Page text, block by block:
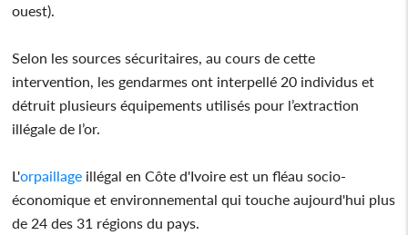
ouest).
Selon les sources sécuritaires, au cours de cette
intervention, les gendarmes ont interpellé 20 individus et
détruit plusieurs équipements utilisés pour l’extraction
illégale de l’or.
L'orpaillage illégal en Côte d'Ivoire est un fléau socio-
économique et environnemental qui touche aujourd'hui plus
de 24 des 31 régions du pays.